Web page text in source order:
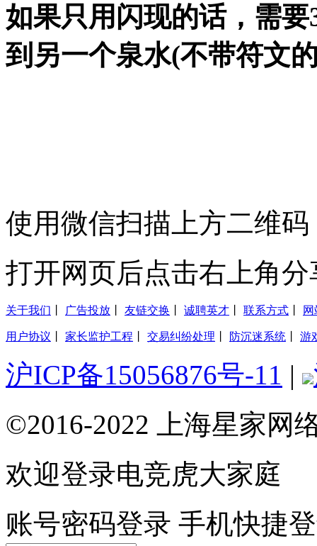
如果只用闪现的话，需
到另一个泉水(不带符文
使用微信扫描上方二维码
打开网页后点击右上角分
关于我们 广告投放 友链交换 诚聘英才 联系方式
用户协议 家长监护工程 交易纠纷处理 防沉迷系统 游
沪ICP备15056876号-11 |
©2016-2022 上海星家网
欢迎登录电竞虎大家庭
账号密码登录 手机快捷